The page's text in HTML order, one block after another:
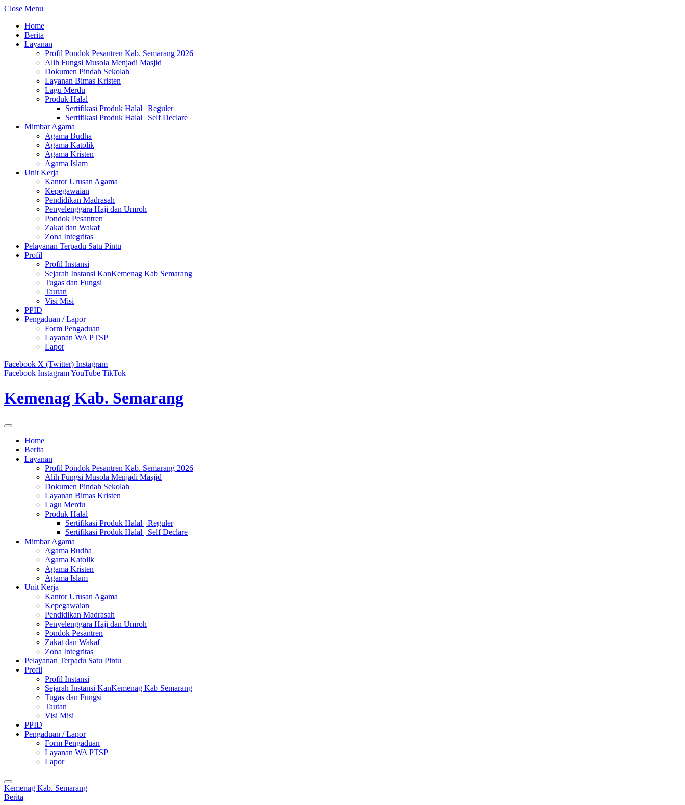
Close Menu
Home
Berita
Layanan
Profil Pondok Pesantren Kab. Semarang 2026
Alih Fungsi Musola Menjadi Masjid
Dokumen Pindah Sekolah
Layanan Bimas Kristen
Lagu Merdu
Produk Halal
Sertifikasi Produk Halal | Reguler
Sertifikasi Produk Halal | Self Declare
Mimbar Agama
Agama Budha
Agama Katolik
Agama Kristen
Agama Islam
Unit Kerja
Kantor Urusan Agama
Kepegawaian
Pendidikan Madrasah
Penyelenggara Haji dan Umroh
Pondok Pesantren
Zakat dan Wakaf
Zona Integritas
Pelayanan Terpadu Satu Pintu
Profil
Profil Instansi
Sejarah Instansi KanKemenag Kab Semarang
Tugas dan Fungsi
Tautan
Visi Misi
PPID
Pengaduan / Lapor
Form Pengaduan
Layanan WA PTSP
Lapor
Facebook X (Twitter) Instagram
Facebook InstagramYouTube TikTok
Kemenag Kab. Semarang
Home
Berita
Layanan
Profil Pondok Pesantren Kab. Semarang 2026
Alih Fungsi Musola Menjadi Masjid
Dokumen Pindah Sekolah
Layanan Bimas Kristen
Lagu Merdu
Produk Halal
Sertifikasi Produk Halal | Reguler
Sertifikasi Produk Halal | Self Declare
Mimbar Agama
Agama Budha
Agama Katolik
Agama Kristen
Agama Islam
Unit Kerja
Kantor Urusan Agama
Kepegawaian
Pendidikan Madrasah
Penyelenggara Haji dan Umroh
Pondok Pesantren
Zakat dan Wakaf
Zona Integritas
Pelayanan Terpadu Satu Pintu
Profil
Profil Instansi
Sejarah Instansi KanKemenag Kab Semarang
Tugas dan Fungsi
Tautan
Visi Misi
PPID
Pengaduan / Lapor
Form Pengaduan
Layanan WA PTSP
Lapor
Kemenag Kab. Semarang
Berita